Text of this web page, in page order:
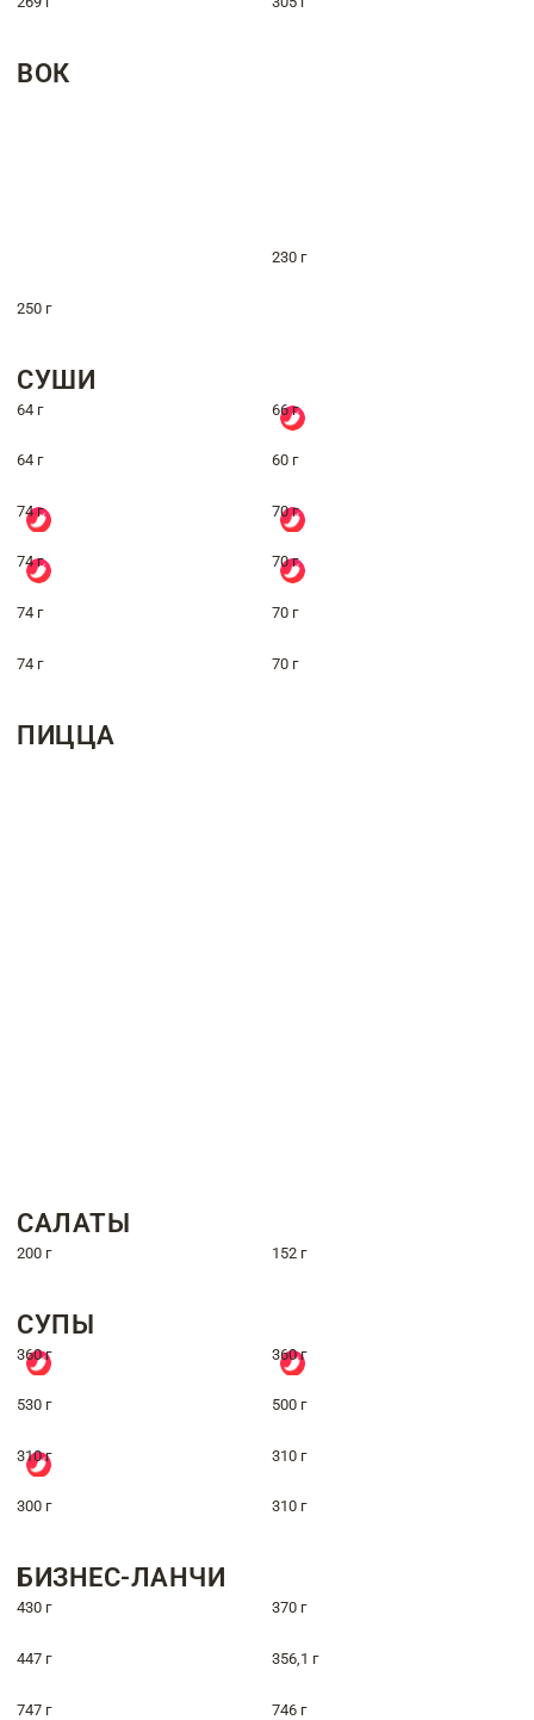
ВОК
230 г
250 г
СУШИ
64 г 66 г
64 г 60 г
74 г 70 г
74 г 70 г
74 г 70 г
74 г 70 г
ПИЦЦА
САЛАТЫ
200 г 152 г
СУПЫ
360 г 360 г
530 г 500 г
310 г 310 г
300 г 310 г
БИЗНЕС-ЛАНЧИ
430 г 370 г
447 г 356,1 г
747 г 746 г